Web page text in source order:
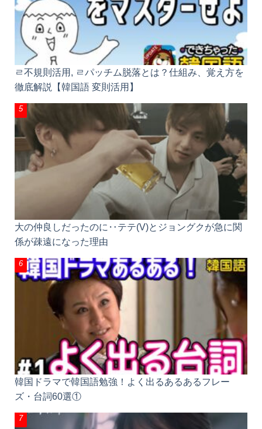
ㄹ不規則活用, ㄹパッチム脱落とは？仕組み、覚え方
を徹底解説【韓国語 変則活用】
大の仲良しだったのに‥テテ(V)とジョングクが急に
関係が疎遠になった理由
韓国ドラマで韓国語勉強！よく出るあるあるフレー
ズ・台詞60選①